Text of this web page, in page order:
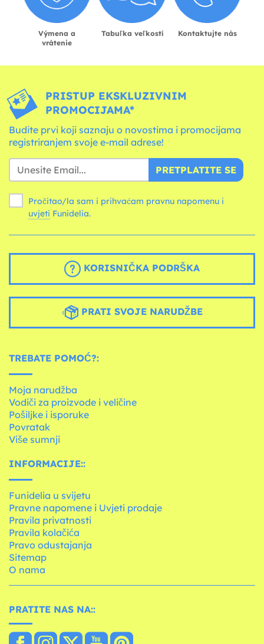
Výmena a
vrátenie
Tabuľka veľkostí Kontaktujte nás
PRISTUP EKSKLUZIVNIM
PROMOCIJAMA*
Budite prvi koji saznaju o novostima i promocijama
registriranjem svoje e-mail adrese!
PRETPLATITE SE
Pročitao/la sam i prihvaćam pravnu napomenu i
uvjeti Funidelia.
KORISNIČKA PODRŠKA
PRATI SVOJE NARUDŽBE
TREBATE POMOĆ?:
Moja narudžba
Vodiči za proizvode i veličine
Pošiljke i isporuke
Povratak
Više sumnji
INFORMACIJE::
Funidelia u svijetu
Pravne napomene i Uvjeti prodaje
Pravila privatnosti
Pravila kolačića
Pravo odustajanja
Sitemap
O nama
PRATITE NAS NA::